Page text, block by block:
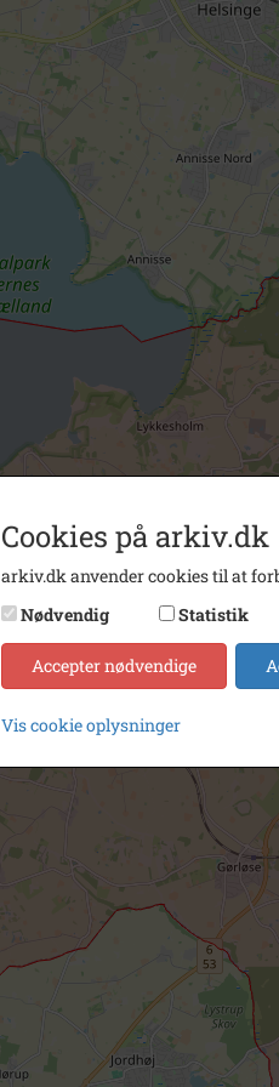
Cookies på arkiv.dk
arkiv.dk anvender cookies til at
Nødvendig
Statistik
Accepter nødvendige
Vis cookie oplysninger